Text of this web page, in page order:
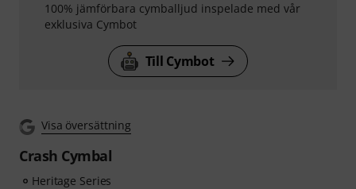
100% jämförbara cymballjud inspelade med vår
exklusiva Cymbot
Till Cymbot
Visa översättning
Crash Cymbal
Heritage Series